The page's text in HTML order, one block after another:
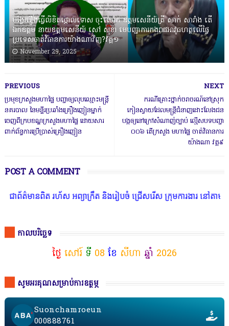
បង្វែររឿងធ្វើលិខិតថ្កោលទោស ចុះលោក ឧត្តមសេនីយ៍ត្រី សាក់ សារាំង តើ
ឯកឧត្តម នាយឧត្តមសេនីយ៍ សៅ សុខា មេបញ្ជាការកងរាជអាវុធហត្ថលើផ្ទៃ
ប្រទេសចាត់វិធានការយ៉ាងណាវិញ?វគ្គ១
November 29, 2025
NEXT
ករណីគ្រោះថ្នាក់ចរាចរណ៍នៅស្រុក
កៀនស្វាយដែលមន្ត្រីជំនាញដោះលែងជន
បង្កឲ្យនៅក្រៅសំណាញ់ច្បាប់ ល្មើសបទបញ្ជា
០០៦ តើក្រសួង មហាផ្ទៃ ចាត់វិធានការ
យ៉ាងណា វគ្គ៩
PREVIOUS
ប្រមុខក្រសួងមហាផ្ទៃ បញ្ជាឲ្យលុបឈ្មោះមន្រ្តី
នគរបាល នៃមន្ទីរប្រឆាំងគ្រឿងញៀនម្នាក់
ចេញពីក្របខណ្ឌក្រសួងមហាផ្ទៃ ដោយសារ
ពាក់ព័ន្ធការប្រើប្រាស់គ្រឿងញៀន
POST A COMMENT
ព្យាក្រឹត និងរៀបចំ ជ្រើសរើស ក្រុមការងារ នៅតាមបណ្តាលរាជធានី ខេ
កាលបរិច្ឆេទ
ថ្ងៃ សៅរ៍ទី 08 ខែ សីហា ឆ្នាំ 2026
សូមអរគុណសម្រាប់ការឧត្ថម្ភ
Suonchamroeun
000888761